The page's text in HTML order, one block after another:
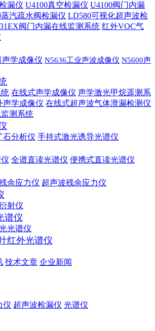
漏仪 U4100真空检漏仪 U4100阀门内漏
蒸汽疏水阀检漏仪 LD580可视化超声波检
阀门内漏在线监测系统 红外VOC气
声学成像仪 N5636工业声波成像仪 N5600声
在线式声学成像仪 声学激光甲烷遥测系
声学成像仪 在线式超声波气体泄漏检测仪
测系统
石分析仪 手持式激光诱导光谱仪
全谱直读光谱仪 便携式直读光谱仪
余应力仪 超声波残余应力仪
射仪
谱仪
光谱仪
红外光谱仪
技术文章 企业新闻
仪 超声波检漏仪 光谱仪